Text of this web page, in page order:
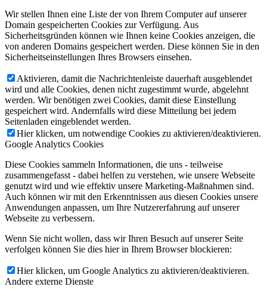
Wir stellen Ihnen eine Liste der von Ihrem Computer auf unserer
Domain gespeicherten Cookies zur Verfügung. Aus
Sicherheitsgründen können wie Ihnen keine Cookies anzeigen, die
von anderen Domains gespeichert werden. Diese können Sie in den
Sicherheitseinstellungen Ihres Browsers einsehen.
Aktivieren, damit die Nachrichtenleiste dauerhaft ausgeblendet
wird und alle Cookies, denen nicht zugestimmt wurde, abgelehnt
werden. Wir benötigen zwei Cookies, damit diese Einstellung
gespeichert wird. Andernfalls wird diese Mitteilung bei jedem
Seitenladen eingeblendet werden.
Hier klicken, um notwendige Cookies zu aktivieren/deaktivieren.
Google Analytics Cookies
Diese Cookies sammeln Informationen, die uns - teilweise
zusammengefasst - dabei helfen zu verstehen, wie unsere Webseite
genutzt wird und wie effektiv unsere Marketing-Maßnahmen sind.
Auch können wir mit den Erkenntnissen aus diesen Cookies unsere
Anwendungen anpassen, um Ihre Nutzererfahrung auf unserer
Webseite zu verbessern.
Wenn Sie nicht wollen, dass wir Ihren Besuch auf unserer Seite
verfolgen können Sie dies hier in Ihrem Browser blockieren:
Hier klicken, um Google Analytics zu aktivieren/deaktivieren.
Andere externe Dienste